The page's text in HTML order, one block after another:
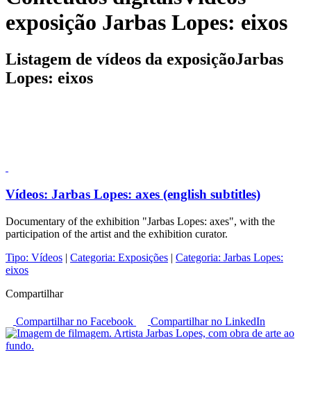
exposição Jarbas Lopes: eixos
Listagem de vídeos da exposiçãoJarbas
Lopes: eixos
Vídeos: Jarbas Lopes: axes (english subtitles)
Documentary of the exhibition "Jarbas Lopes: axes", with the
participation of the artist and the exhibition curator.
Tipo: Vídeos | Categoria: Exposições | Categoria: Jarbas Lopes:
eixos
Compartilhar
Compartilhar no Facebook Compartilhar no LinkedIn